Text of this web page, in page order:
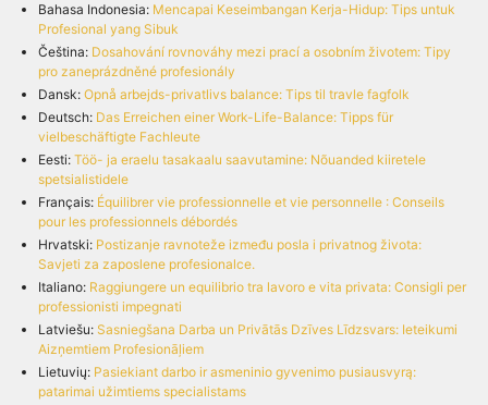
Bahasa Indonesia: Mencapai Keseimbangan Kerja-Hidup: Tips untuk
Profesional yang Sibuk
Čeština: Dosahování rovnováhy mezi prací a osobním životem: Tipy
pro zaneprázdněné profesionály
Dansk: Opnå arbejds-privatlivs balance: Tips til travle fagfolk
Deutsch: Das Erreichen einer Work-Life-Balance: Tipps für
vielbeschäftigte Fachleute
Eesti: Töö- ja eraelu tasakaalu saavutamine: Nõuanded kiiretele
spetsialistidele
Français: Équilibrer vie professionnelle et vie personnelle : Conseils
pour les professionnels débordés
Hrvatski: Postizanje ravnoteže između posla i privatnog života:
Savjeti za zaposlene profesionalce.
Italiano: Raggiungere un equilibrio tra lavoro e vita privata: Consigli per
professionisti impegnati
Latviešu: Sasniegšana Darba un Privātās Dzīves Līdzsvars: Ieteikumi
Aizņemtiem Profesionāļiem
Lietuvių: Pasiekiant darbo ir asmeninio gyvenimo pusiausvyrą:
patarimai užimtiems specialistams